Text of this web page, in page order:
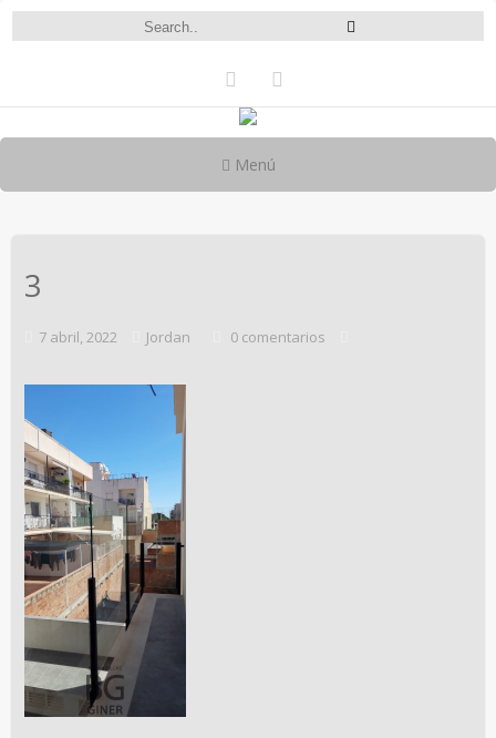
Menú
3
7 abril, 2022 Jordan 0 comentarios